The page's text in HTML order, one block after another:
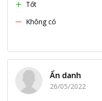
Tốt
Không có
Ẩn danh
26/05/2022